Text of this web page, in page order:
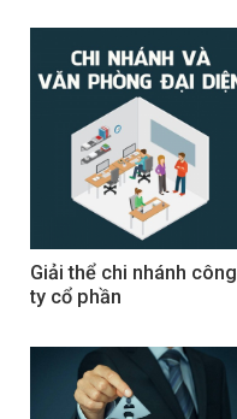
Giải thể chi nhánh công
ty cổ phần